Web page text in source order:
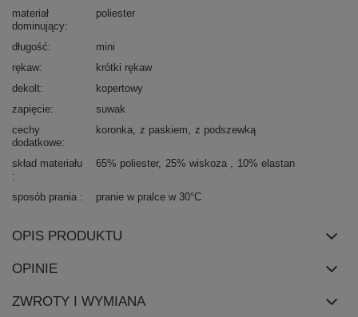
materiał
dominujący
poliester
długość
mini
rękaw
krótki rękaw
dekolt
kopertowy
zapięcie
suwak
cechy
dodatkowe
koronka z paskiem z podszewką
skład materiału 65% poliester 25% wiskoza 10% elastan
sposób prania pranie w pralce w 30°C
OPIS PRODUKTU
OPINIE
ZWROTY I WYMIANA